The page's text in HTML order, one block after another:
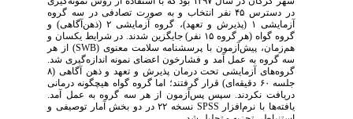
در دسترس ۴۵ نفر انتخاب و به صورت تصادفی در سه گروه
آزمایشی ۱ (پذیرش و تعهد)، گروه آزمایشی ۲ (ذهن‌آگاهی) و
گروه گواه (هر گروه ۱۵ نفر) جایگزین شدند. در شرایط یکسان و
هم‌زمان، پیش‌آزمون با پرسشنامه سلامت معنوی (SWB) از هر
سه گروه به عمل آمد و فشارخون اعضای نمونه اندازه‌گیری شد.
گروه‌های آزمایشی تحت درمان پذیرش و تعهد و ذهن آگاهی (۸
جلسه ۶۰ دقیقه‌ای) قرار گرفتند؛ اما گروه گواه هیچگونه درمانی
دریافت نکردند. سپس پس‌آزمون از هر سه گروه به عمل آمد.
یافته‌ها با نرم‌افزار SPSS
نسخه ۲۲ در دو بخش آمار توصیفی و